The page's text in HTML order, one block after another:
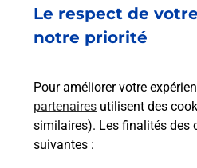
Le respect de
notre priorité
Pour améliorer votre
partenaires utilisent des
similaires). Les finalités des
suivantes :
Vous souhaitez envoyer un
VESCOVATO (20215) ?
En savoir plus